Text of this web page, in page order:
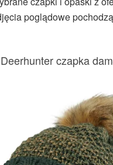
poglądowe
Deerhunter czapka